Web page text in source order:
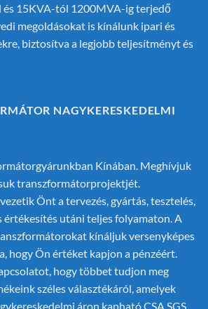
és 15KVA-tól 1200MVA-ig terjedő
megoldásokat is kínálunk ipari és
biztosítva a legjobb teljesítményt és
NAGYKERESKEDELMI
Kínában. Meghívjuk
transzformátorprojektjét.
Önt a tervezés, gyártás, tesztelés,
értékesítés utáni teljes folyamaton. A
kínáljuk versenyképes
hogy Ön értéket kapjon a pénzéért.
hogy többet tudjon meg
széles választékáról, amelyek
áron kapható.CSA SGS